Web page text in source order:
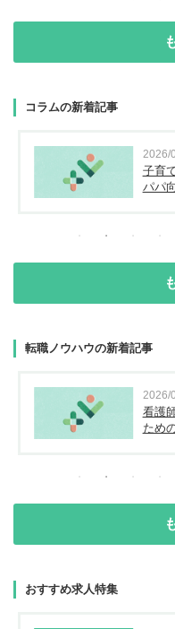
コラムの新着記事
2025/
来年
士・
転職ノウハウの新着記事
2026/
気に
に企
おすすめ求人特集